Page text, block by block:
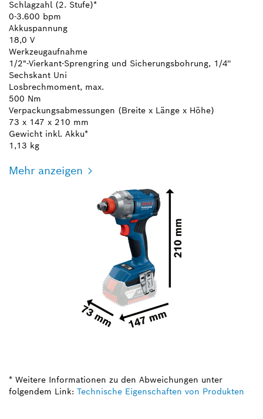
Schlagzahl (2. Stufe)*
0-3.600 bpm
Akkuspannung
18,0 V
Werkzeugaufnahme
1/2"-Vierkant-Sprengring und Sicherungsbohrung, 1/4''
Sechskant Uni
Losbrechmoment, max.
500 Nm
Verpackungsabmessungen (Breite x Länge x Höhe)
73 x 147 x 210 mm
Gewicht inkl. Akku*
1,13 kg
Mehr anzeigen
* Weitere Informationen zu den Abweichungen unter
folgendem Link: Technische Eigenschaften von Produkten